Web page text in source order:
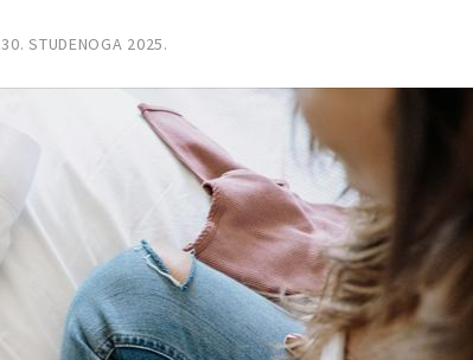
30. STUDENOGA 2025.